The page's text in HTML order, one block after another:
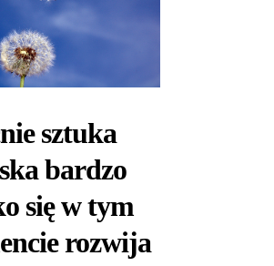
sztuka
bardzo
się w tym
rozwija